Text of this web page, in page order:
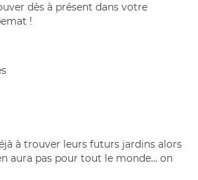
dès à présent dans votre
!
à trouver leurs futurs jardins alors
aura pas pour tout le monde… on